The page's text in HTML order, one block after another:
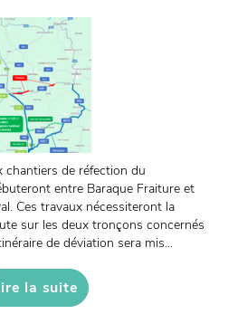
chantiers de réfection du
entre Baraque Fraiture et
Ces travaux nécessiteront la
sur les deux tronçons concernés
de déviation sera mis...
la suite